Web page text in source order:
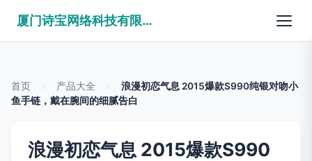
厦门诗宝网络科技有限公司
首页 产品大全
浪漫初恋气息 2015爆款S990纯银对吻小
鱼手链，戴在腕间的细腻告白
浪漫初恋气息 2015爆款S990